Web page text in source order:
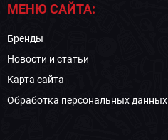
МЕНЮ САЙТА:
Бренды
Новости и статьи
Карта сайта
Обработка персональных данных